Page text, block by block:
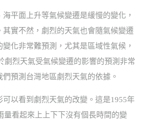
平面上升等氣候變遷是緩慢的變化，
實不然，劇烈的天氣也會隨氣候變遷
化非常難預測，尤其是區域性氣候，
劇烈天氣受氣候變遷的影響的預測非常
預測台灣地區劇烈天氣的依據。
可以看到劇烈天氣的改變。這是1955年
量看起來上上下下沒有個長時間的變